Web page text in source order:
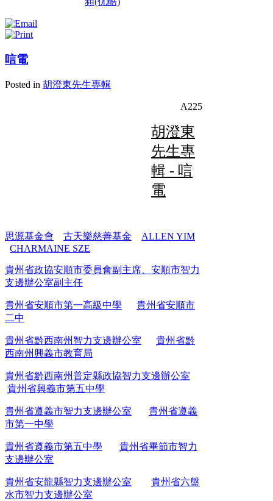
唁電
Posted in 胡澄東先生專輯
A225
胡澄東
先生專
輯 - 唁
電
思源基金會 古天樂慈善基金
ALLEN YIM
CHARMAINE SZE
貴州省政協安順市委員會副主席、安順市智力
支邊辦公室副主任
貴州省安順市第一高級中學
貴州省安順市
二中
貴州省黔西南州智力支邊辦公室
貴州省黔
西南州興義市教育局
貴州省黔西南州普定縣政協智力支邊辦公室
貴州省興義市第五中學
貴州省遵義市智力支邊辦公室
貴州省遵義
市第一中學
貴州省遵義市第五中學
貴州省畢節市智力
支邊辦公室
貴州省安龍縣智力支邊辦公室
貴州省六盤
水市智力支邊辦公室